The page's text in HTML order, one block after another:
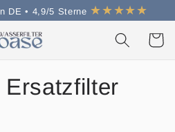
DE • 4,9/5 Sterne ★★★★★